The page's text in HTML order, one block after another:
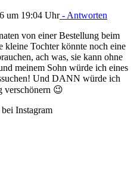
um 19:04 Uhr- Antworten
von einer Bestellung beim
kleine Tochter könnte noch eine
ach was, sie kann ohne
meinem Sohn würde ich eines
Und DANN würde ich
verschönern 😉
Instagram